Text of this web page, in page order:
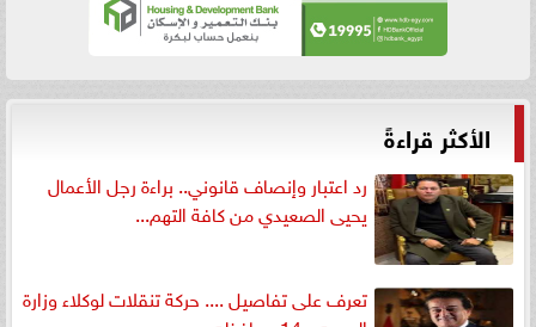
الأكثر قراءةً
رد اعتبار وإنصاف قانوني.. براءة رجل الأعمال
يحيى الصعيدي من كافة التهم...
تعرف على تفاصيل .... حركة تنقلات لوكلاء وزارة